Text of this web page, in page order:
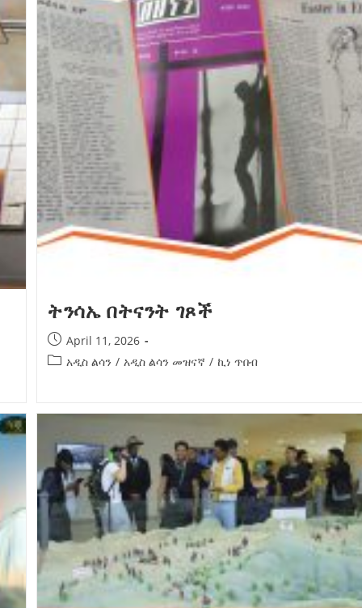
ትንሳኤ በትናንት ገጾች
April 11, 2026
አዲስ ልሳን / አዲስ ልሳን መዝናኛ / ኪነ ጥበብ